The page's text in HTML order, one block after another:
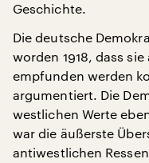
Geschichte.
Die deutsche
worden 1918, dass
empfunden werden
argumentiert. Die
westlichen Werte
war die äußerste
antiwestlichen